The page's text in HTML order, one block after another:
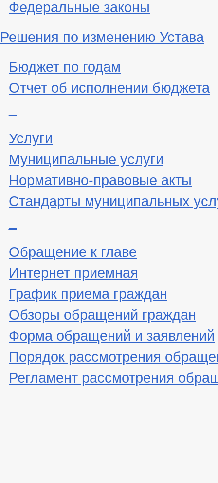
Федеральные законы
Решения по изменению Устава
Бюджет по годам
Отчет об исполнении бюджета
Услуги
Муниципальные услуги
Нормативно-правовые акты
Стандарты муниципальных
Обращение к главе
Интернет приемная
График приема граждан
Обзоры обращений граждан
Форма обращений и заявлений
Порядок рассмотрения
Регламент рассмотрения